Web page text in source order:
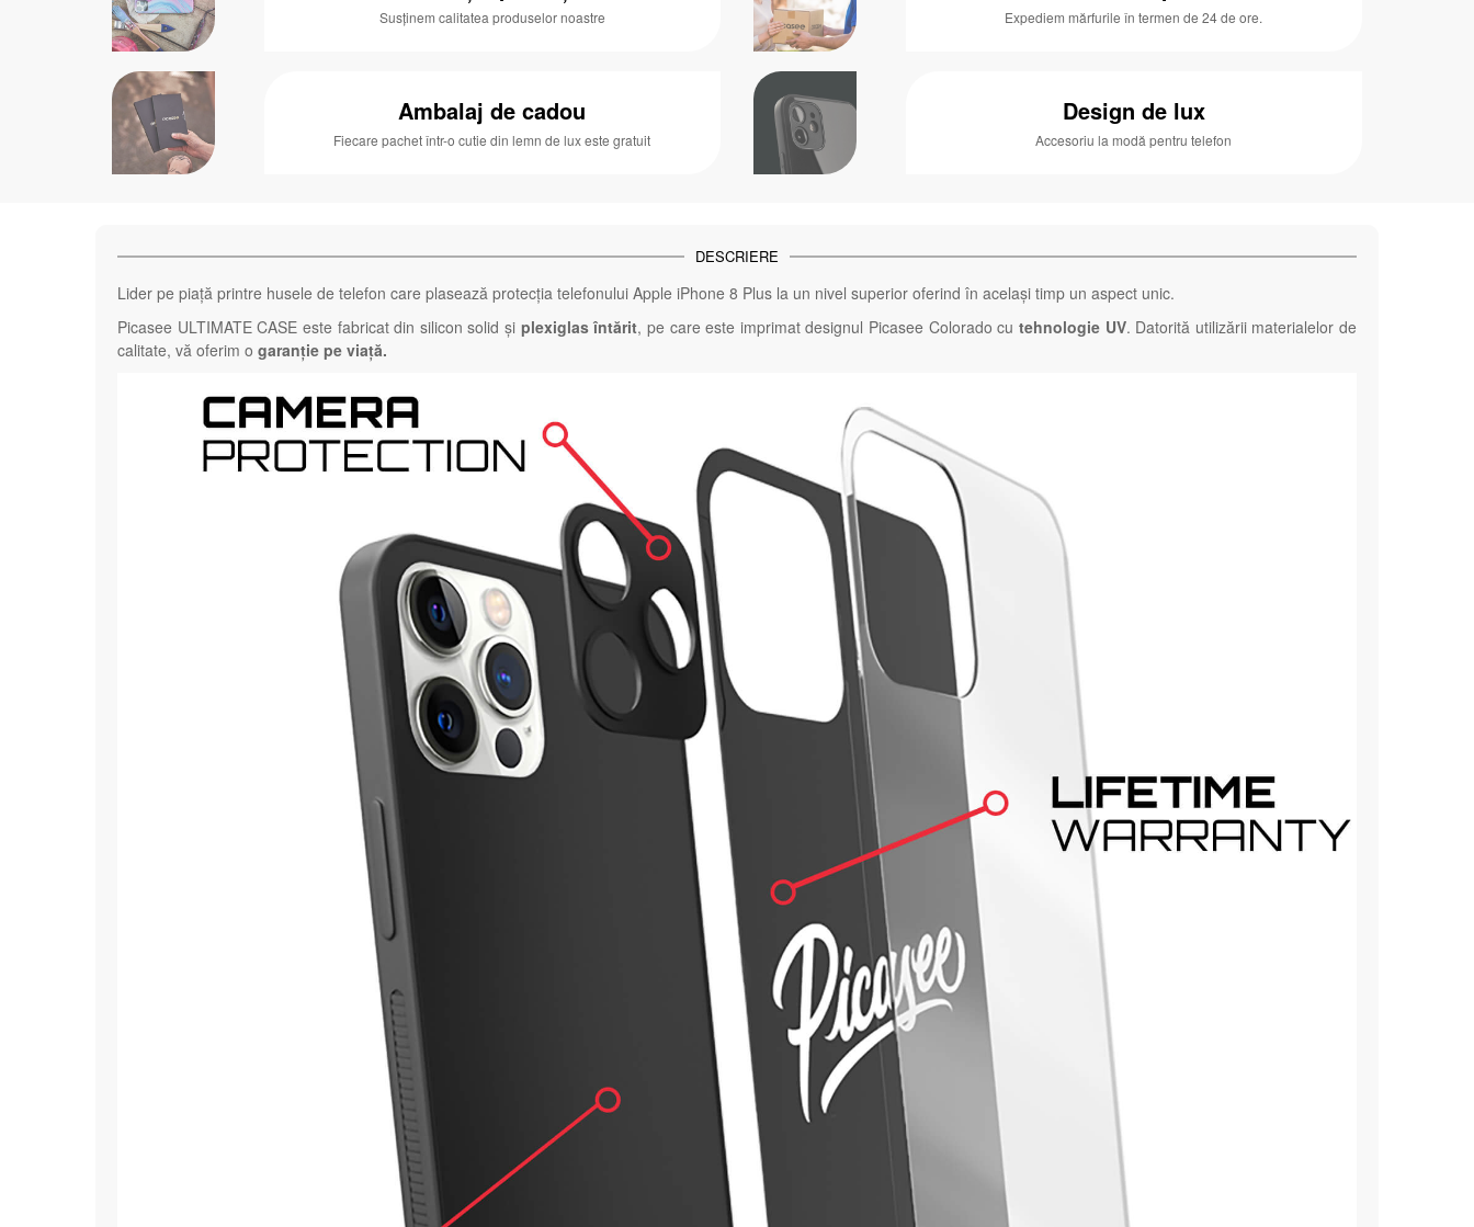
Susținem calitatea produselor noastre Expediem mărfurile în termen de 24 de ore.
Ambalaj de cadou
Fiecare pachet într-o cutie din lemn de lux este gratuit
Design de lux
Accesoriu la modă pentru telefon
DESCRIERE
Lider pe piață printre husele de telefon care plasează protecția telefonului Apple iPhone 8 Plus la un nivel superior oferind în același timp un aspect unic.
Picasee ULTIMATE CASE este fabricat din silicon solid și plexiglas întărit, pe care este imprimat designul Picasee Colorado cu tehnologie UV. Datorită utilizării materialelor de
calitate, vă oferim o garanție pe viață.